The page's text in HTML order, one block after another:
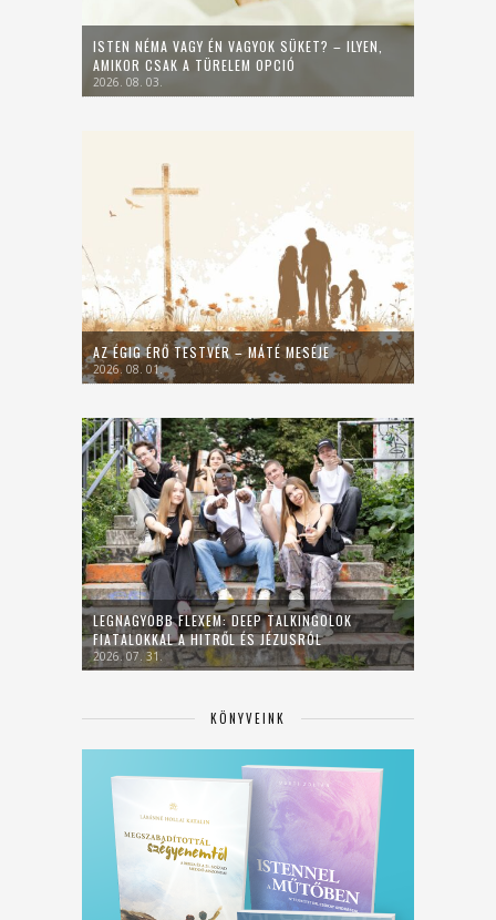
ISTEN NÉMA VAGY ÉN VAGYOK SÜKET? – ILYEN,
AMIKOR CSAK A TÜRELEM OPCIÓ
2026. 08. 03.
AZ ÉGIG ÉRŐ TESTVÉR – MÁTÉ MESÉJE
2026. 08. 01.
LEGNAGYOBB FLEXEM: DEEP TALKINGOLOK
FIATALOKKAL A HITRŐL ÉS JÉZUSRÓL
2026. 07. 31.
KÖNYVEINK